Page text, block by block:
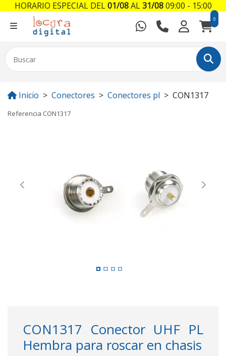
0
Inicio Conectores Conectores pl CON1317
Referencia CON1317
Previous Next
CON1317 Conector UHF PL
Hembra para roscar en chasis
HORARIO ESPECIAL DEL01/08AL31/0809:00 - 15:00